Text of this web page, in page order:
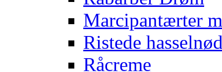
Marcipantærter
Ristede
Råcreme